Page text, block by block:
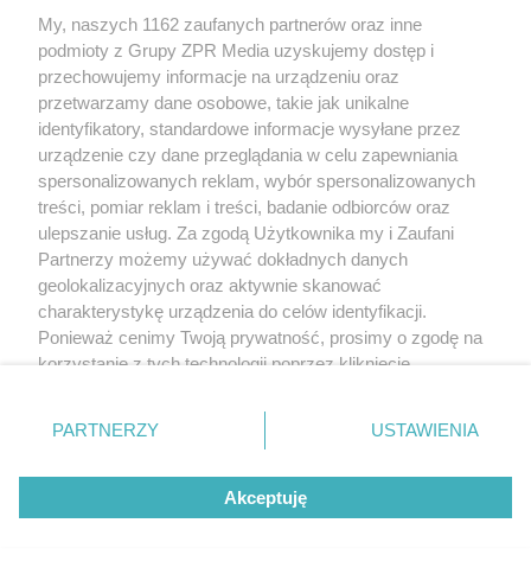
My, naszych 1162 zaufanych partnerów oraz inne
podmioty z Grupy ZPR Media uzyskujemy dostęp i
przechowujemy informacje na urządzeniu oraz
przetwarzamy dane osobowe, takie jak unikalne
identyfikatory, standardowe informacje wysyłane przez
urządzenie czy dane przeglądania w celu zapewniania
spersonalizowanych reklam, wybór spersonalizowanych
treści, pomiar reklam i treści, badanie odbiorców oraz
ulepszanie usług. Za zgodą Użytkownika my i Zaufani
Partnerzy możemy używać dokładnych danych
geolokalizacyjnych oraz aktywnie skanować
charakterystykę urządzenia do celów identyfikacji.
Ponieważ cenimy Twoją prywatność, prosimy o zgodę na
korzystanie z tych technologii poprzez kliknięcie
zmienić/wycofać klikając przycisk ustawień prywatności
znajdujący się w lewym dolnym rogu strony
rodzaje przetwarzania danych nie wymagają zgody
użytkownika, ale masz prawo sprzeciwić się takiemu
przetwarzaniu. Preferencje będą miały zastosowanie tylko
PARTNERZY USTAWIENIA
Akceptuję